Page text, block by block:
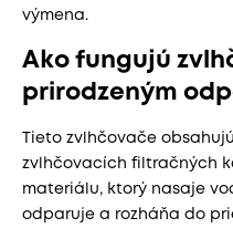
výmena.
Ako fungujú
prirodzeným
Tieto zvlhčovače
zvlhčovacích filtračných
materiálu, ktorý nasaje
odparuje a rozháňa do